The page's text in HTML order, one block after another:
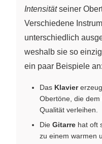
Intensitätseiner
Verschiedene
unterschiedlich
weshalb sie so
ein paar Beispiele an:
Das Klavier
Obertöne, die
Qualität verleihen.
Die Gitarre hat oft
zu einem warmen